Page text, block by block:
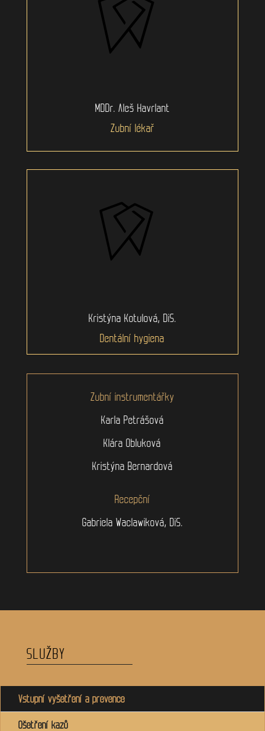
MDDr. Aleš Havrlant
Zubní lékař
Kristýna Kotulová, DiS.
Dentální hygiena
Zubní instrumentářky
Karla Petrášová
Klára Obluková
Kristýna Bernardová
Recepční
Gabriela Waclawiková, DiS.
SLUŽBY
Vstupní vyšetření a prevence
Ošetření kazů